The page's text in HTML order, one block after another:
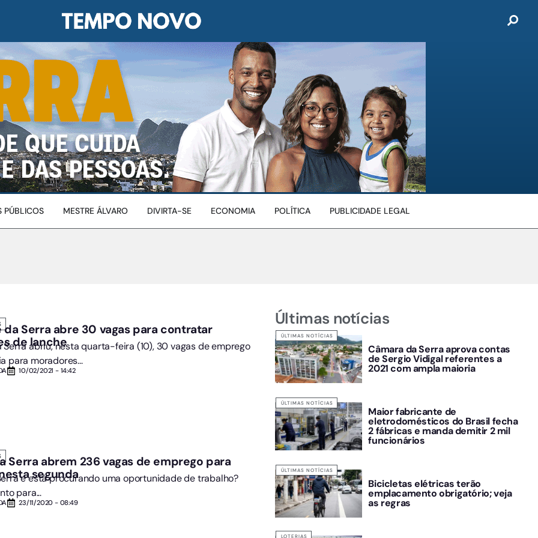
PÚBLICOS MESTRE ÁLVARO DIVIRTA-SE ECONOMIA POLÍTICA PUBLICIDADE LEGAL
da Serra abre 30 vagas para contratar
de lanche
Serra abriu, nesta quarta-feira (10), 30 vagas de emprego
para moradores...
10/02/2021 - 14:42
Serra abrem 236 vagas de emprego para
segunda
e está procurando uma oportunidade de trabalho?
para...
23/11/2020 - 08:49
Últimas notícias
ÚLTIMAS NOTÍCIAS
Câmara da Serra aprova contas
de Sergio Vidigal referentes a
2021 com ampla maioria
ÚLTIMAS NOTÍCIAS
Maior fabricante de
eletrodomésticos do Brasil fecha
2 fábricas e manda demitir 2 mil
funcionários
ÚLTIMAS NOTÍCIAS
Bicicletas elétricas terão
emplacamento obrigatório; veja
as regras
LOTERIAS